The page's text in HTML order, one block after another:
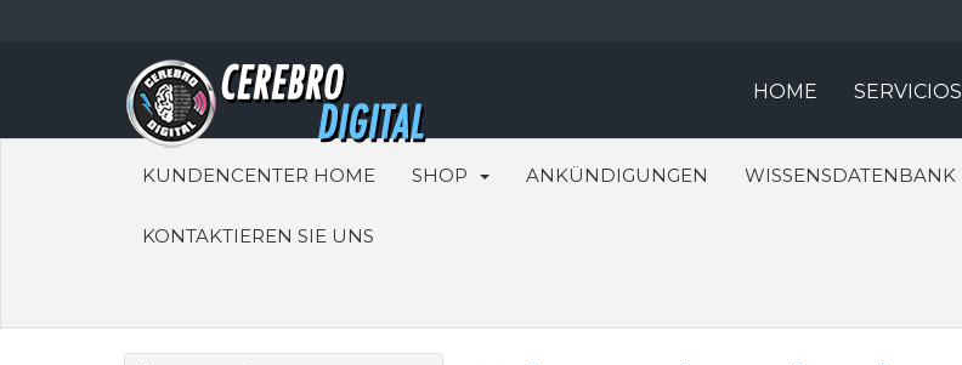
HOME SERVICIOS
KUNDENCENTER HOME SHOP ANKÜNDIGUNGEN WISSENSDATENBANK
KONTAKTIEREN SIE UNS